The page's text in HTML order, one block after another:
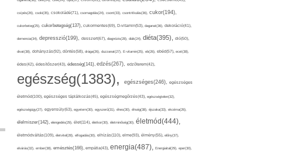
csípés(26), csoki(35), csokoládé(71), csomagolás(24), csont(33), csontritkulás(36), cukor(194),
cukorbeteg(25), cukorbetegség(137), cukormentes(69), D-vitamin(53), daganat(36), dekoráció(41),
demencia(34), depresszió(199), desszert(67), diagnózis(28), diák(24), diéta(395), dió(50),
divat(38), dohányzás(92), döntés(58), drága(26), duzzanat(27), E-vitamin(25), eb(26), ebéd(57), ecet(38),
édes(42), édesítőszer(43), édesség(141), edzés(267), edzőterem(42),
egészség(1383), egészséges(246), egészséges
életmód(100), egészséges táplálkozás(45), egészségmegőrzés(43), egészségtelen(32),
egészségügy(27), egyensúly(63), egyetem(30), egyszerű(31), éhes(30), éhség(38), éjszaka(33), ekcéma(26),
élelmiszer(142), elengedés(29), élet(114), életkor(30), életminőség(30), életmód(444),
életmódváltás(109), életvitel(28), elfogadás(30), elhízás(110), elme(93), élmény(55), előny(37),
elvárás(32), ember(38), emésztés(166), empátia(43), energia(487), Energiaital(29), eper(30),